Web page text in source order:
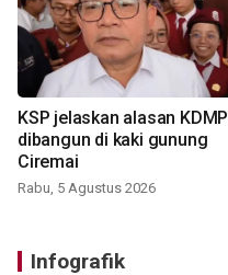
KSP jelaskan alasan KDMP
dibangun di kaki gunung
Ciremai
Rabu, 5 Agustus 2026
Infografik